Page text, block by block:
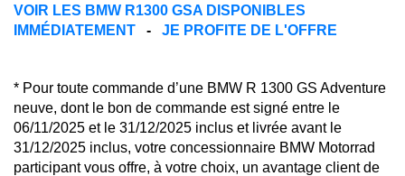
VOIR LES BMW R1300 GSA DISPONIBLES
IMMÉDIATEMENT - JE PROFITE DE L'OFFRE
* Pour toute commande d’une BMW R 1300 GS Adventure
neuve, dont le bon de commande est signé entre le
06/11/2025 et le 31/12/2025 inclus et livrée avant le
31/12/2025 inclus, votre concessionnaire BMW Motorrad
participant vous offre, à votre choix, un avantage client de